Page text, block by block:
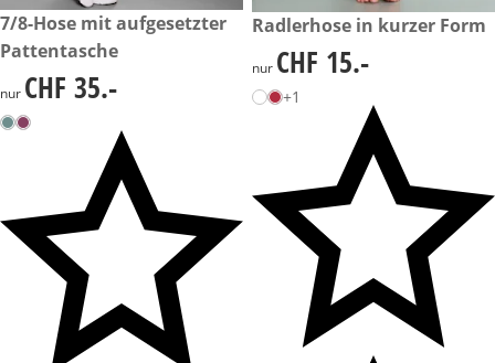
CHF 35.-
7/8-Hose mit aufgesetzter
Pattentasche
CHF 35.-
nur CHF 35.-
CHF 15.-
Radlerhose in kurzer Form
CHF 15.-
nur CHF 15.-
+1